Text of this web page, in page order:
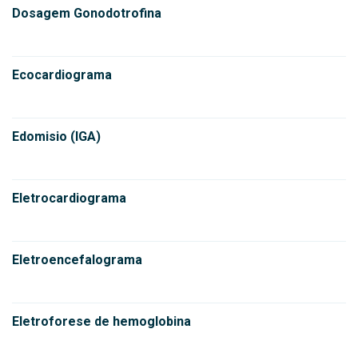
Dosagem Gonodotrofina
Ecocardiograma
Edomisio (IGA)
Eletrocardiograma
Eletroencefalograma
Eletroforese de hemoglobina